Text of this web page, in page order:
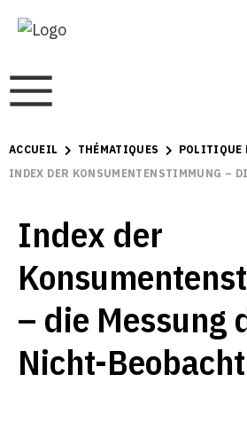
ACCUEIL THÉMATIQUES
POLITIQUE
INDEX DER KONSUMENTENSTIMMUNG –
Index der
– die Messung
Nicht-